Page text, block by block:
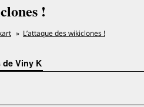
!
L’attaque des wikiclones !
Viny K